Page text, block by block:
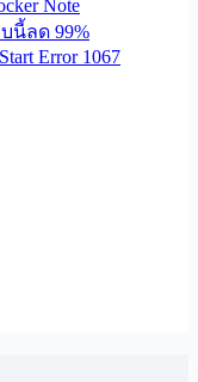
Note
บนี้ลด 99%
Error 1067